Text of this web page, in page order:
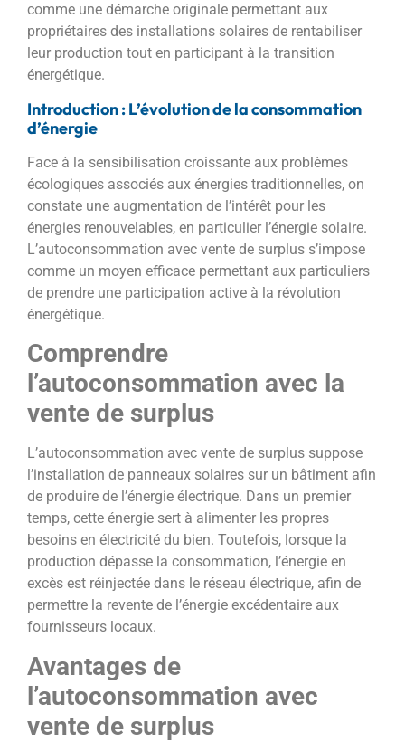
comme une démarche originale permettant aux
propriétaires des installations solaires de rentabiliser
leur production tout en participant à la transition
énergétique.
Introduction : L’évolution de la consommation
d’énergie
Face à la sensibilisation croissante aux problèmes
écologiques associés aux énergies traditionnelles, on
constate une augmentation de l’intérêt pour les
énergies renouvelables, en particulier l’énergie solaire.
L’autoconsommation avec vente de surplus s’impose
comme un moyen efficace permettant aux particuliers
de prendre une participation active à la révolution
énergétique.
Comprendre
l’autoconsommation avec la
vente de surplus
L’autoconsommation avec vente de surplus suppose
l’installation de panneaux solaires sur un bâtiment afin
de produire de l’énergie électrique. Dans un premier
temps, cette énergie sert à alimenter les propres
besoins en électricité du bien. Toutefois, lorsque la
production dépasse la consommation, l’énergie en
excès est réinjectée dans le réseau électrique, afin de
permettre la revente de l’énergie excédentaire aux
fournisseurs locaux.
Avantages de
l’autoconsommation avec
vente de surplus